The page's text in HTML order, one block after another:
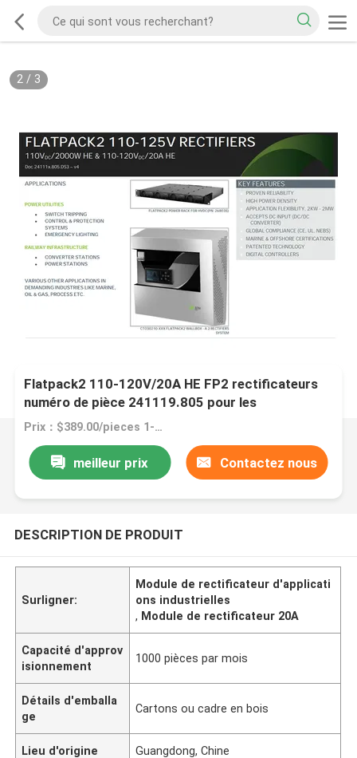
2/ 3
Flatpack2 110-120V/20A HE FP2 rectificateurs
numéro de pièce 241119.805 pour les
applications industrielles
Prix：$389.00/pieces 1-9 pieces
meilleur prix Contactez nous
DESCRIPTION DE PRODUIT
Surligner:
Module de rectificateur d'applicati
ons industrielles
, Module de rectificateur 20A
Capacité d'approv
isionnement
1000 pièces par mois
Détails d'emballa
ge
Cartons ou cadre en bois
Lieu d'origine Guangdong, Chine